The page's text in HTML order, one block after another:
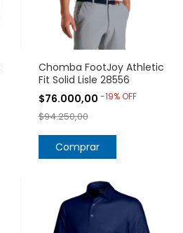
Chomba FootJoy Athletic
Fit Solid Lisle 28556
$76.000,00 -19%OFF
$94.250,00
Comprar